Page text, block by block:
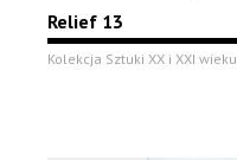
Relief 13
Kolekcja Sztuki XX i XXI wieku